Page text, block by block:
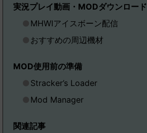
実況プレイ動画・MODダウンロード
MHWIアイスボーン配信
おすすめの周辺機材
MOD使用前の準備
Stracker’s Loader
Mod Manager
関連記事